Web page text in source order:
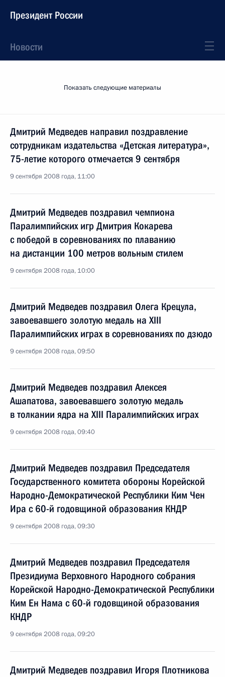
Президент России
Новости
Показать следующие материалы
Дмитрий Медведев направил поздравление
сотрудникам издательства «Детская литература»,
75-летие которого отмечается 9 сентября
9 сентября 2008 года, 11:00
Дмитрий Медведев поздравил чемпиона
Паралимпийских игр Дмитрия Кокарева
с победой в соревнованиях по плаванию
на дистанции 100 метров вольным стилем
9 сентября 2008 года, 10:00
Дмитрий Медведев поздравил Олега Крецула,
завоевавшего золотую медаль на XIII
Паралимпийских играх в соревнованиях по дзюдо
9 сентября 2008 года, 09:50
Дмитрий Медведев поздравил Алексея
Ашапатова, завоевавшего золотую медаль
в толкании ядра на XIII Паралимпийских играх
9 сентября 2008 года, 09:40
Дмитрий Медведев поздравил Председателя
Государственного комитета обороны Корейской
Народно-Демократической Республики Ким Чен
Ира с 60-й годовщиной образования КНДР
9 сентября 2008 года, 09:30
Дмитрий Медведев поздравил Председателя
Президиума Верховного Народного собрания
Корейской Народно-Демократической Республики
Ким Ен Нама с 60-й годовщиной образования
КНДР
9 сентября 2008 года, 09:20
Дмитрий Медведев поздравил Игоря Плотникова